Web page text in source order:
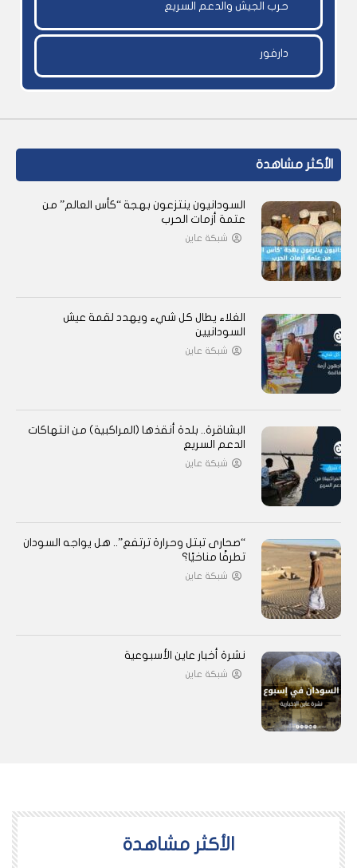
حرب الجيش والدعم السريع
دارفور
الأكثر مشاهدة
السودانيون ينتزعون بهجة “كأس العالم” من
عتمة أزمات الحرب
شبكة عاين
الغلاء يطال كل شيء ويهدد لقمة عيش
السودانيين
شبكة عاين
البشاقرة.. بلدة أنقذها (المراكبية) من انتهاكات
الدعم السريع
شبكة عاين
“صحارى تبتل وحرارة ترتفع”.. هل يواجه السودان
تطرفًا مناخيًا؟
شبكة عاين
نشرة أخبار عاين الأسبوعية
شبكة عاين
اﻷكثر مشاهدة